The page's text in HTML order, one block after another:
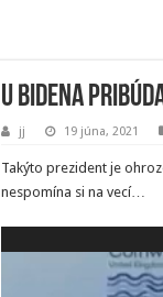
U Bidena
jj 19 júna, 2021
Takýto prezident je
nespomína si na vecí…